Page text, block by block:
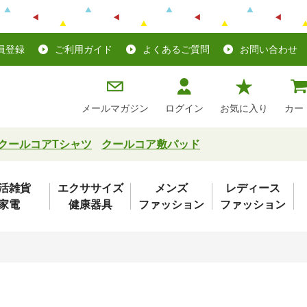
登録 ご利用ガイド よくあるご質問 お問い合わせ
メールマガジン ログイン お気に入り カー
ールコアTシャツ クールコア敷パッド
雑貨
電
エクササイズ
健康器具
メンズ
ファッション
レディース
ファッション